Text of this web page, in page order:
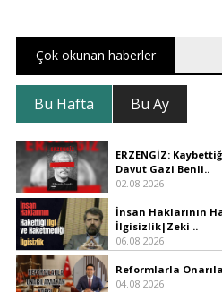
Çok okunan haberler
Bu Hafta Bu Ay
ERZENGİZ:
Davut Gazi Benli..
02.08.2026
İnsan Haklarının
İlgisizlik|Zeki ..
06.08.2026
Reformlarla
04.08.2026